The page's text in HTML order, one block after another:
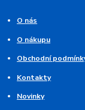
O nás
O nákupu
Obchodní
Kontakty
Novinky